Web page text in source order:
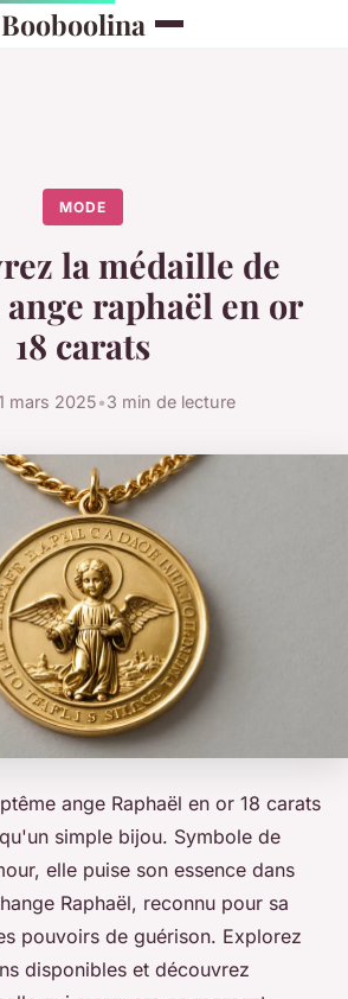
Booboolina
MODE
la médaille de
raphaël en or
18 carats
mars 2025•3 min de lecture
ange Raphaël en or 18 carats
simple bijou. Symbole de
elle puise son essence dans
Raphaël, reconnu pour sa
pouvoirs de guérison. Explorez
disponibles et découvrez